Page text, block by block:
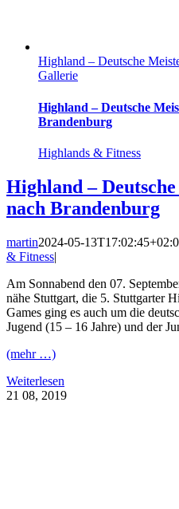
Highland – Deutsche
Gallerie
Highland – Deutsche
Brandenburg
Highlands & Fitness
Highland –
nach Brandenburg
martin2024-05-
& Fitness|
Am Sonnabend den 07.
nähe Stuttgart, die 5. Stuttgarter
Games ging es auch um die
Jugend (15 – 16 Jahre) und der
(mehr …)
Weiterlesen
21 08, 2019